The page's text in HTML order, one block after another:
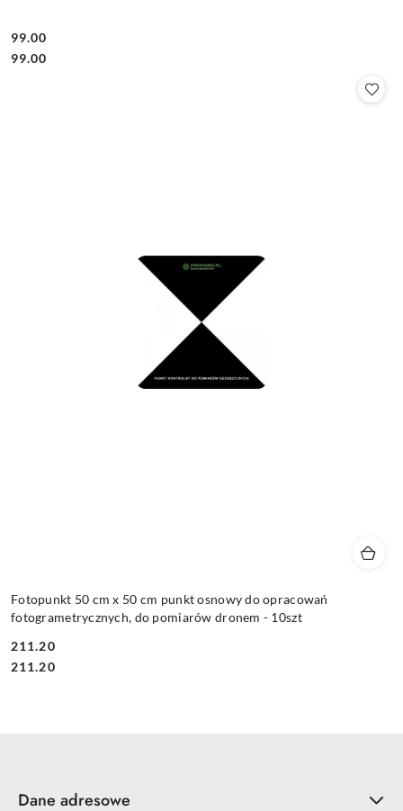
Cena:
99.00
Cena:
99.00
Fotopunkt 50 cm x 50 cm punkt osnowy do opracowań
fotogrametrycznych, do pomiarów dronem - 10szt
Cena:
211.20
Cena:
211.20
Dane adresowe